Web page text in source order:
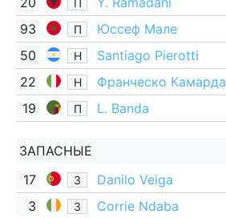
93 П Юссеф Мале
50 Н Santiago Pierotti
22 Н Франческо Камарда
19 П L. Banda
ЗАПАСНЫЕ
17
З Danilo Veiga
3 З Corrie Ndaba